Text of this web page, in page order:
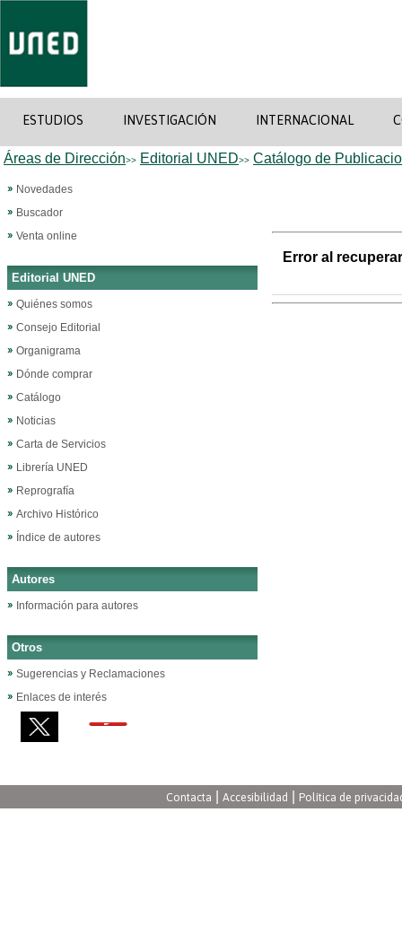
ESTUDIOS INVESTIGACIÓN INTERNACIONAL
Áreas de Dirección>> Editorial UNED>> Catálogo de
Novedades
Buscador
Venta online
Editorial UNED
Quiénes somos
Consejo Editorial
Organigrama
Dónde comprar
Catálogo
Noticias
Carta de Servicios
Librería UNED
Reprografía
Archivo Histórico
Índice de autores
Autores
Información para autores
Otros
Sugerencias y Reclamaciones
Enlaces de interés
Error al
Contacta Accesibilidad Política de